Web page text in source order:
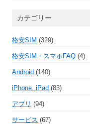
カテゴリー
格安SIM (329)
格安SIM・スマホFAQ (4)
Android (140)
iPhone, iPad (83)
アプリ (94)
サービス (67)